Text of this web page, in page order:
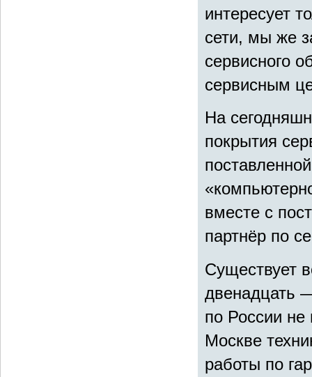
интересует
сети, мы же
сервисного
сервисным
На
покрытия
вместе с
партнёр по
Существует
двенадцать
по России
Москве
работы по